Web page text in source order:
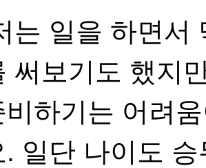
는 일을 하면서
써보기도 했지
비하기는 어려
. 일단 나이도